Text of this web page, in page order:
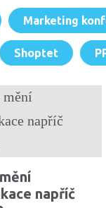
Marketing
Shoptet
napříč